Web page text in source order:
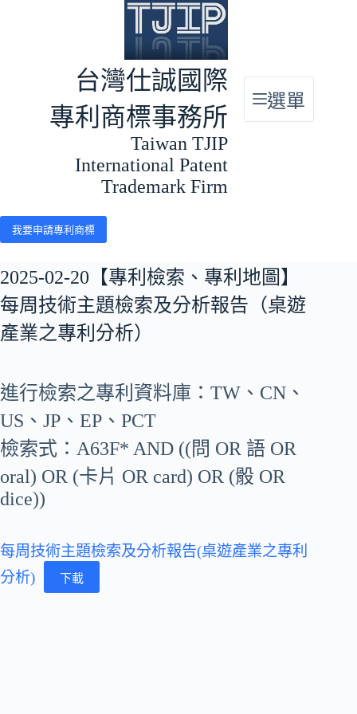
台灣仕誠國際
專利商標事務所
Taiwan TJIP
International Patent
Trademark Firm
選單
我要申請專利商標
2025-02-20【專利檢索、專利地圖】
每周技術主題檢索及分析報告（桌遊
產業之專利分析）
進行檢索之專利資料庫：TW、CN、
US、JP、EP、PCT
檢索式：A63F* AND ((問 OR 語 OR
oral) OR (卡片 OR card) OR (骰 OR
dice))
每周技術主題檢索及分析報告(桌遊產業之專利
分析)
下載